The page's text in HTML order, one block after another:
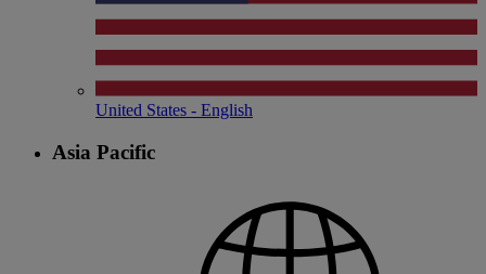
United States - English
Asia Pacific